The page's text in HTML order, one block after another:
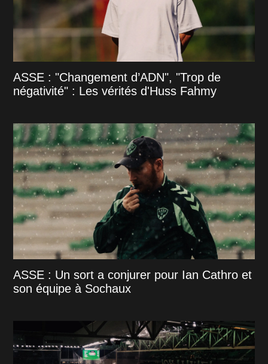
ASSE : "Changement d’ADN", "Trop de
négativité" : Les vérités d'Huss Fahmy
ASSE : Un sort a conjurer pour Ian Cathro et
son équipe à Sochaux